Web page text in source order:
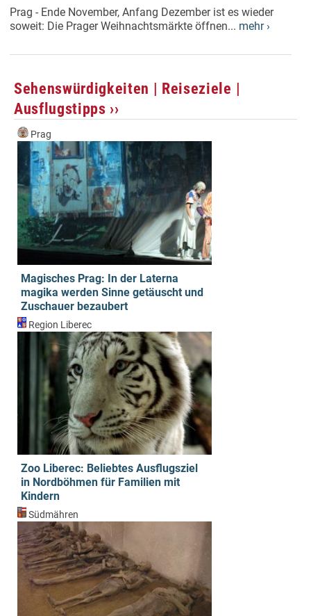
Prag - Ende November, Anfang Dezember ist es wieder
soweit: Die Prager Weihnachtsmärkte öffnen... mehr ›
Sehenswürdigkeiten | Reiseziele |
Ausflugstipps ››
Prag
Magisches Prag: In der Laterna
magika werden Sinne getäuscht und
Zuschauer bezaubert
Region Liberec
Zoo Liberec: Beliebtes Ausflugsziel
in Nordböhmen für Familien mit
Kindern
Südmähren